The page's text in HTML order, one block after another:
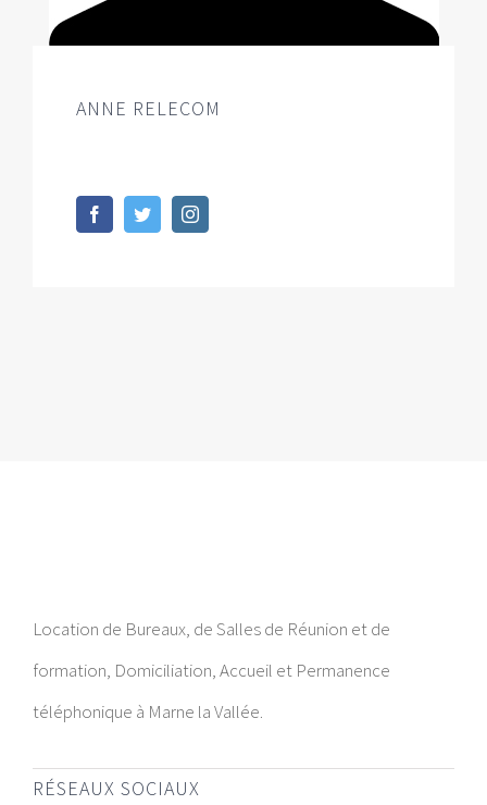
ANNE RELECOM
Location de Bureaux, de Salles de Réunion et de
formation, Domiciliation, Accueil et Permanence
téléphonique à Marne la Vallée.
RÉSEAUX SOCIAUX